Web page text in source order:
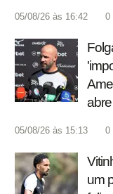
05/08/26 às 16:42 0
05/08/26 às 15:13 0
um